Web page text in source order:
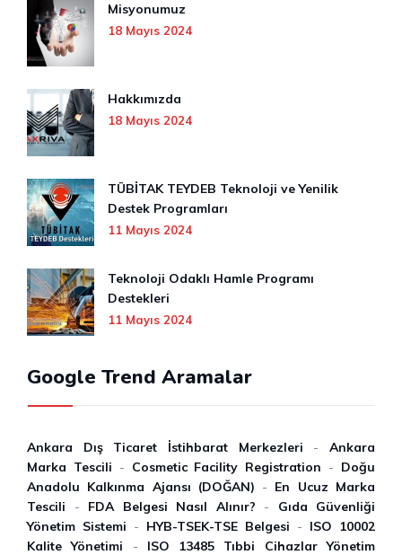
Misyonumuz
18 Mayıs 2024
Hakkımızda
18 Mayıs 2024
TÜBİTAK TEYDEB Teknoloji ve Yenilik
Destek Programları
11 Mayıs 2024
Teknoloji Odaklı Hamle Programı
Destekleri
11 Mayıs 2024
Google Trend Aramalar
Ankara Dış Ticaret İstihbarat Merkezleri -Ankara
Marka Tescili - Cosmetic Facility Registration - Doğu
Anadolu Kalkınma Ajansı (DOĞAN) - En Ucuz Marka
Tescili - FDA Belgesi Nasıl Alınır? - Gıda Güvenliği
Yönetim Sistemi - HYB-TSEK-TSE Belgesi - ISO 10002
Kalite Yönetimi - ISO 13485 Tıbbi Cihazlar Yönetim